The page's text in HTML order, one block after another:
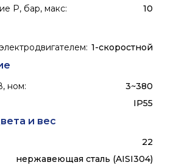
P, бар, макс: 10
: 1-скоростной
ном:
3~380
IP55
и вес
22
нержавеющая сталь (AISI304)